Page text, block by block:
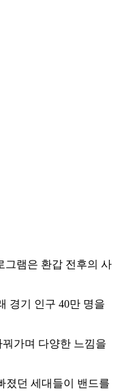
그램은 환갑 전후의 사
경기 인구 40만 명을
꿔가며 다양한 느낌을
졌던 세대들이 밴드를